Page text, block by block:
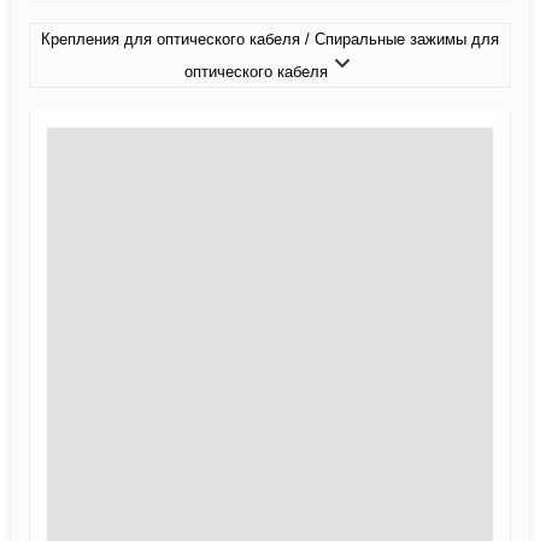
Крепления для оптического кабеля / Спиральные зажимы для
оптического кабеля